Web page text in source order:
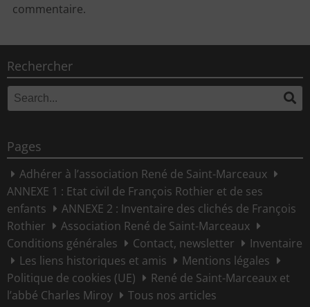
commentaire.
Rechercher
Search
for:
Pages
Adhérer à l’association René de Saint-Marceaux
ANNEXE 1 : Etat civil de François Rothier et de ses
enfants
ANNEXE 2 : Inventaire des clichés de François
Rothier
Association René de Saint-Marceaux
Conditions générales
Contact, newsletter
Inventaire
Les liens historiques et amis
Mentions légales
Politique de cookies (UE)
René de Saint-Marceaux et
l’abbé Charles Miroy
Tous nos articles